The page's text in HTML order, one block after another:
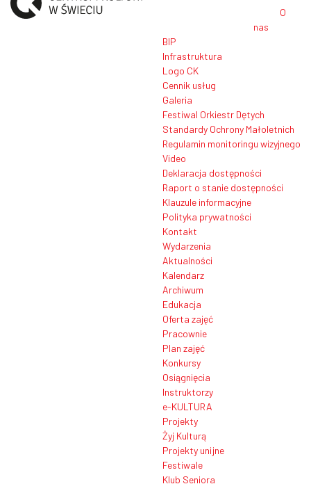
O
nas
BIP
Infrastruktura
Logo CK
Cennik usług
Galeria
Festiwal Orkiestr Dętych
Standardy Ochrony Małoletnich
Regulamin monitoringu wizyjnego
Video
Deklaracja dostępności
Raport o stanie dostępności
Klauzule informacyjne
Polityka prywatności
Kontakt
Wydarzenia
Aktualności
Kalendarz
Archiwum
Edukacja
Oferta zajęć
Pracownie
Plan zajęć
Konkursy
Osiągnięcia
Instruktorzy
e-KULTURA
Projekty
Żyj Kulturą
Projekty unijne
Festiwale
Klub Seniora